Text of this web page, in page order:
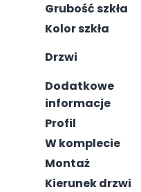
Grubość szkła
Kolor szkła
Drzwi
Dodatkowe
informacje
Profil
W komplecie
Montaż
Kierunek drzwi